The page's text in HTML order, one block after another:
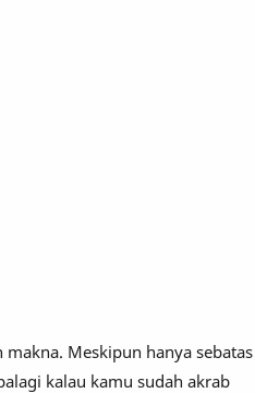
Meskipun hanya sebatas
kalau kamu sudah akrab